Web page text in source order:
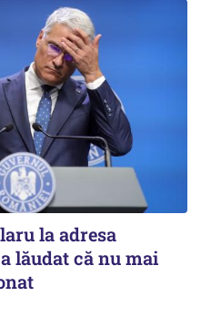
la adresa
lăudat că nu mai